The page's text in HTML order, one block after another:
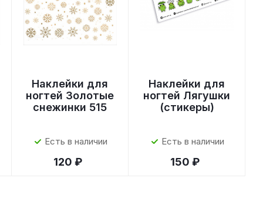
Наклейки для
ногтей Золотые
снежинки 515
Есть в наличии
120 ₽
Наклейки для
ногтей Лягушки
(стикеры)
Есть в наличии
150 ₽